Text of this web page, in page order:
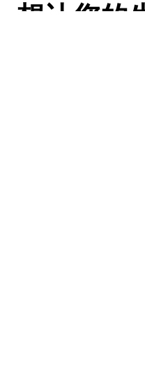
想让您的